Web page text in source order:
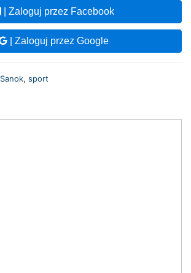
| Zaloguj przez Facebook
| Zaloguj przez Google
Sanok, sport